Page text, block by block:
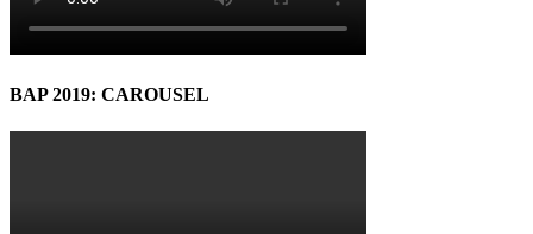
BAP 2019: CAROUSEL